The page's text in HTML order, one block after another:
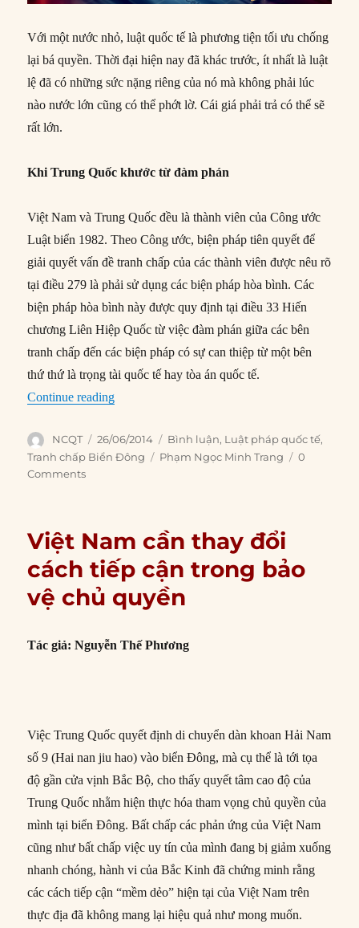
Với một nước nhỏ, luật quốc tế là phương tiện tối ưu chống
lại bá quyền. Thời đại hiện nay đã khác trước, ít nhất là luật
lệ đã có những sức nặng riêng của nó mà không phải lúc
nào nước lớn cũng có thể phớt lờ. Cái giá phải trả có thể sẽ
rất lớn.
Khi Trung Quốc khước từ đàm phán
Việt Nam và Trung Quốc đều là thành viên của Công ước
Luật biển 1982. Theo Công ước, biện pháp tiên quyết để
giải quyết vấn đề tranh chấp của các thành viên được nêu rõ
tại điều 279 là phải sử dụng các biện pháp hòa bình. Các
biện pháp hòa bình này được quy định tại điều 33 Hiến
chương Liên Hiệp Quốc từ việc đàm phán giữa các bên
tranh chấp đến các biện pháp có sự can thiệp từ một bên
thứ thứ là trọng tài quốc tế hay tòa án quốc tế.
Continue reading“Luật quốc tế và chiến lược cho Việt Nam”
Author
NCQT
Posted
on
26/06/2014 Categories
Bình luận, Luật pháp quốc tế,
Tranh chấp Biển Đông
Tags
Phạm Ngọc Minh Trang
0
Comments
Việt Nam cần thay đổi
cách tiếp cận trong bảo
vệ chủ quyền
Tác giả: Nguyễn Thế Phương
Việc Trung Quốc quyết định di chuyển dàn khoan Hải Nam
số 9 (Hai nan jiu hao) vào biển Đông, mà cụ thể là tới tọa
độ gần cửa vịnh Bắc Bộ, cho thấy quyết tâm cao độ của
Trung Quốc nhằm hiện thực hóa tham vọng chủ quyền của
mình tại biển Đông. Bất chấp các phản ứng của Việt Nam
cũng như bất chấp việc uy tín của mình đang bị giảm xuống
nhanh chóng, hành vi của Bắc Kinh đã chứng minh rằng
các cách tiếp cận “mềm dẻo” hiện tại của Việt Nam trên
thực địa đã không mang lại hiệu quả như mong muốn.